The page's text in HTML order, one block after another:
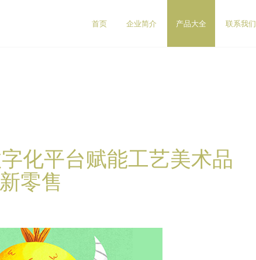
首页 企业简介 产品大全 联系我们
化平台赋能工艺美术品
新零售